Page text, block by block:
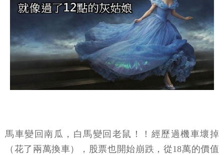
馬車變回南瓜，白馬變回老鼠！！經歷過機車壞掉
（花了兩萬換車），股票也開始崩跌，從18萬的價值